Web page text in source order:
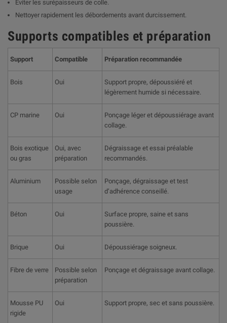
Éviter les surépaisseurs de colle.
Nettoyer rapidement les débordements avant durcissement.
Supports compatibles et préparation
Support Compatible Préparation recommandée
Bois Oui
Support propre, dépoussiéré et
légèrement humide si nécessaire.
CP marine Oui
Ponçage léger et dépoussiérage avant
collage.
Bois exotique
ou gras
Oui, avec
préparation
Dégraissage et essai préalable
recommandés.
Aluminium
Possible selon
usage
Ponçage, dégraissage et test
d’adhérence conseillé.
Béton Oui
Surface propre, saine et sans
poussière.
Brique Oui Dépoussiérage soigneux.
Fibre de verre
Possible selon
préparation
Ponçage et dégraissage avant collage.
Mousse PU
rigide
Oui Support propre, sec et sans poussière.